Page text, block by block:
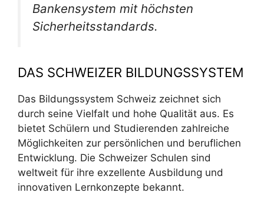
Bankensystem mit höchsten
Sicherheitsstandards.
DAS SCHWEIZER BILDUNGSSYSTEM
Das Bildungssystem Schweiz zeichnet sich
durch seine Vielfalt und hohe Qualität aus. Es
bietet Schülern und Studierenden zahlreiche
Möglichkeiten zur persönlichen und beruflichen
Entwicklung. Die Schweizer Schulen sind
weltweit für ihre exzellente Ausbildung und
innovativen Lernkonzepte bekannt.